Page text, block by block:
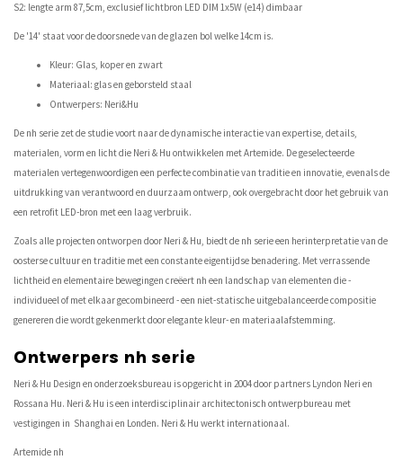
S2: lengte arm 87,5cm, exclusief lichtbron LED DIM 1x5W (e14) dimbaar
De '14' staat voor de doorsnede van de glazen bol welke 14cm is.
Kleur: Glas, koper en zwart
Materiaal: glas en geborsteld staal
Ontwerpers: Neri&Hu
De nh serie zet de studie voort naar de dynamische interactie van expertise, details,
materialen, vorm en licht die Neri & Hu ontwikkelen met Artemide. De geselecteerde
materialen vertegenwoordigen een perfecte combinatie van traditie en innovatie, evenals de
uitdrukking van verantwoord en duurzaam ontwerp, ook overgebracht door het gebruik van
een retrofit LED-bron met een laag verbruik.
Zoals alle projecten ontworpen door Neri & Hu, biedt de nh serie een herinterpretatie van de
oosterse cultuur en traditie met een constante eigentijdse benadering. Met verrassende
lichtheid en elementaire bewegingen creëert nh een landschap van elementen die -
individueel of met elkaar gecombineerd - een niet-statische uitgebalanceerde compositie
genereren die wordt gekenmerkt door elegante kleur- en materiaalafstemming.
Ontwerpers nh serie
Neri & Hu Design en onderzoeksbureau is opgericht in 2004 door partners Lyndon Neri en
Rossana Hu. Neri & Hu is een interdisciplinair architectonisch ontwerpbureau met
vestigingen in Shanghai en Londen. Neri & Hu werkt internationaal.
Artemide nh